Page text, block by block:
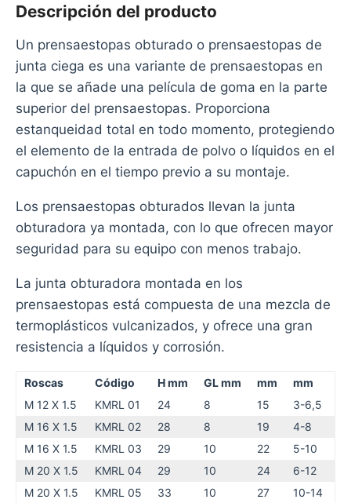
Descripción del producto
Un prensaestopas obturado o prensaestopas de
junta ciega es una variante de prensaestopas en
la que se añade una película de goma en la parte
superior del prensaestopas. Proporciona
estanqueidad total en todo momento, protegiendo
el elemento de la entrada de polvo o líquidos en el
capuchón en el tiempo previo a su montaje.
Los prensaestopas obturados llevan la junta
obturadora ya montada, con lo que ofrecen mayor
seguridad para su equipo con menos trabajo.
La junta obturadora montada en los
prensaestopas está compuesta de una mezcla de
termoplásticos vulcanizados, y ofrece una gran
resistencia a líquidos y corrosión.
Roscas Código H mm GL mm mm
mm
M 12 X 1.5
KMRL 01 24 8 15
3-6,5
M 16 X 1.5
KMRL 02 28 8 19
4-8
M 16 X 1.5
KMRL 03 29 10 22
5-10
M 20 X 1.5
KMRL 04 29 10 24
6-12
M 20 X 1.5
KMRL 05 33 10 27
10-14